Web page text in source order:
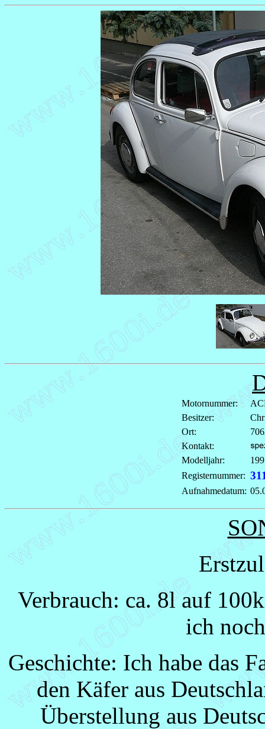
Motornummer:
Besitzer:
Ort:
Kontakt:
Modelljahr:
Registernummer:
Aufnahmedatum:
Verbrauch: ca. 8l auf
ich
Geschichte: Ich habe das
den Käfer aus
Überstellung aus